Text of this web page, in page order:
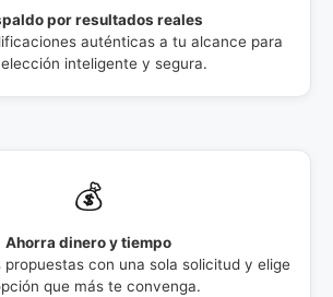
por resultados reales
auténticas a tu alcance para
inteligente y segura.
💰
Ahorra dinero y tiempo
propuestas con una sola solicitud y elige
que más te convenga.